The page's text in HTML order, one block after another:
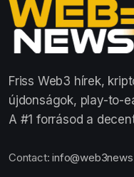
Friss Web3 hírek,
újdonságok, play-to-
A #1 forrásod a
Contact: